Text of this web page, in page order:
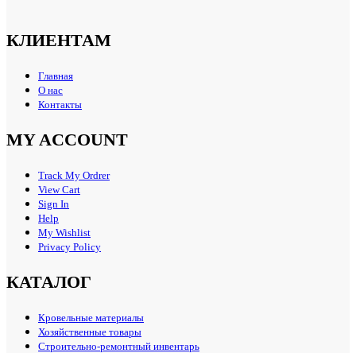
КЛИЕНТАМ
Главная
О нас
Контакты
MY ACCOUNT
Track My Ordrer
View Cart
Sign In
Help
My Wishlist
Privacy Policy
КАТАЛОГ
Кровельные материалы
Хозяйственные товары
Строительно-ремонтный инвентарь